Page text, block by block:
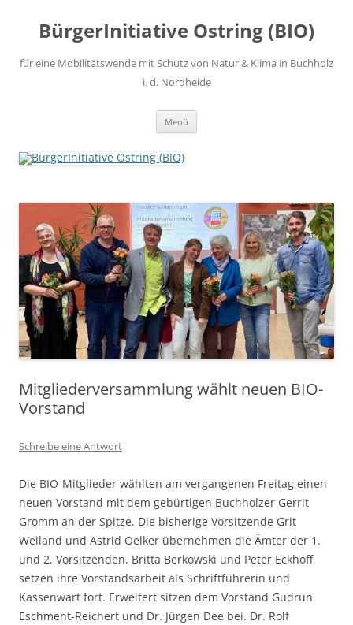
springen
BürgerInitiative Ostring (BIO)
für eine Mobilitätswende mit Schutz von Natur & Klima in Buchholz
i. d. Nordheide
Menü
Mitgliederversammlung wählt neuen BIO-
Vorstand
Schreibe eine Antwort
Die BIO-Mitglieder wählten am vergangenen Freitag einen
neuen Vorstand mit dem gebürtigen Buchholzer Gerrit
Gromm an der Spitze. Die bisherige Vorsitzende Grit
Weiland und Astrid Oelker übernehmen die Ämter der 1.
und 2. Vorsitzenden. Britta Berkowski und Peter Eckhoff
setzen ihre Vorstandsarbeit als Schriftführerin und
Kassenwart fort. Erweitert sitzen dem Vorstand Gudrun
Eschment-Reichert und Dr. Jürgen Dee bei. Dr. Rolf